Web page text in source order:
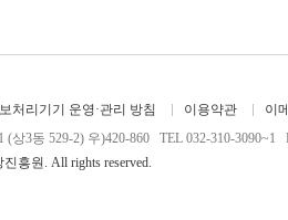
처리기기 운영·관리 방침 이용약관
이
상3동 529-2) 우)420-860 TEL 032-310-3090~1
흥원. All rights reserved.